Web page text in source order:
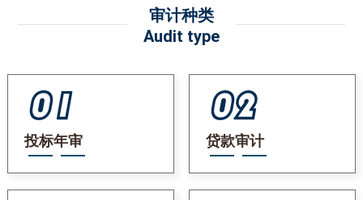
审计种类
Audit type
投标年审 贷款审计